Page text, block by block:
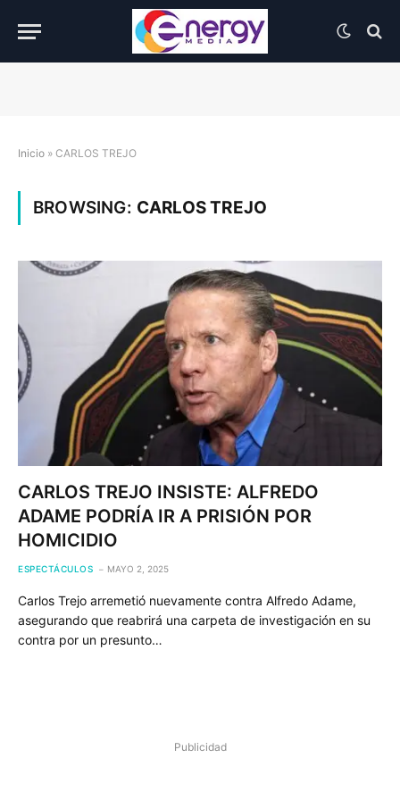
Inicio » CARLOS TREJO
BROWSING: CARLOS TREJO
CARLOS TREJO INSISTE: ALFREDO
ADAME PODRÍA IR A PRISIÓN POR
HOMICIDIO
ESPECTÁCULOS MAYO 2, 2025
Carlos Trejo arremetió nuevamente contra Alfredo Adame,
asegurando que reabrirá una carpeta de investigación en su
contra por un presunto…
Publicidad